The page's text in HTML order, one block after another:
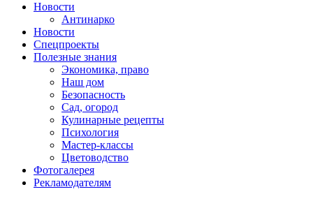
Новости
Антинарко
Новости
Спецпроекты
Полезные знания
Экономика, право
Наш дом
Безопасность
Сад, огород
Кулинарные рецепты
Психология
Мастер-классы
Цветоводство
Фотогалерея
Рекламодателям